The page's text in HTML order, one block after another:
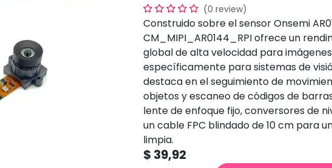
(0 review)
Construido sobre el sensor Onsemi
CM_MIPI_AR0144_RPI ofrece un
global de alta velocidad para
específicamente para sistemas de
destaca en el seguimiento de
objetos y escaneo de códigos de
lente de enfoque fijo, conversores de
un cable FPC blindado de 10 cm para
limpia.
$ 39,92